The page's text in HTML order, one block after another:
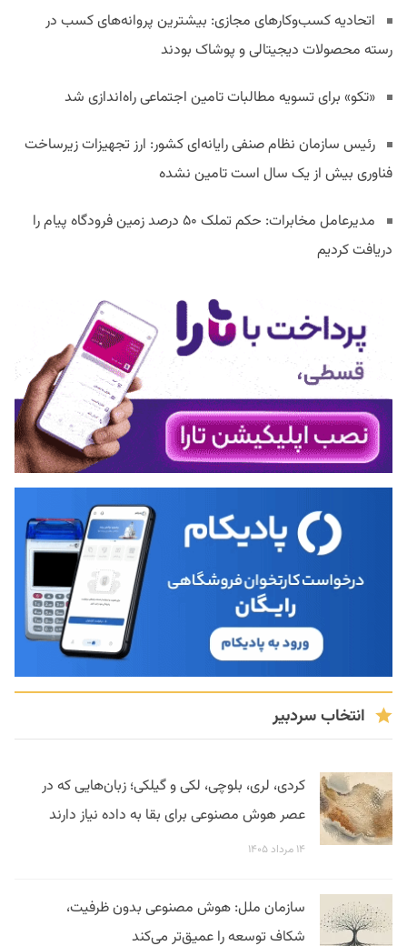
اتحادیه کسب‌وکارهای مجازی: بیشترین پروانه‌های کسب در
رسته محصولات دیجیتالی و پوشاک بودند
«تکو» برای تسویه مطالبات تامین اجتماعی راه‌اندازی شد
رئیس سازمان نظام صنفی رایانه‌ای کشور: ارز تجهیزات زیرساخت
فناوری بیش از یک سال است تامین نشده
مدیرعامل مخابرات: حکم تملک ۵۰ درصد زمین فرودگاه پیام را
دریافت کردیم
انتخاب سردبیر
کردی، لری، بلوچی، لکی و گیلکی؛ زبان‌هایی که در
عصر هوش مصنوعی برای بقا به داده نیاز دارند
۱۴ مرداد ۱۴۰۵
سازمان ملل: هوش مصنوعی بدون ظرفیت،
شکاف توسعه را عمیق‌تر می‌کند